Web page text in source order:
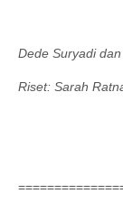
Dede Suryadi
Riset: Sarah